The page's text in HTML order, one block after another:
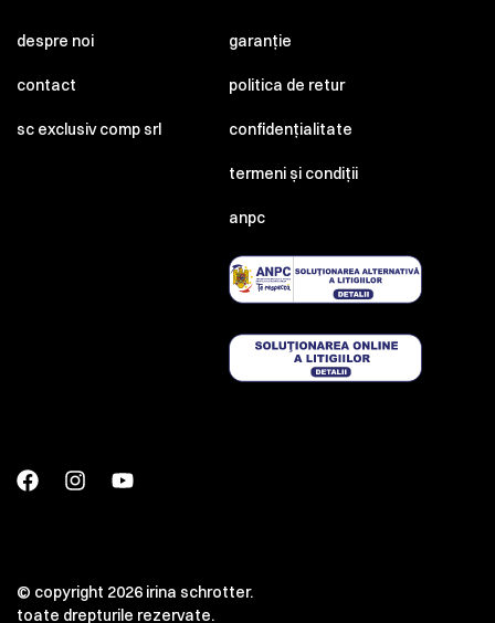
despre noi
contact
sc exclusiv comp srl
garanție
politica de retur
confidențialitate
termeni și condiții
anpc
© copyright 2026 irina schrotter.
toate drepturile rezervate.